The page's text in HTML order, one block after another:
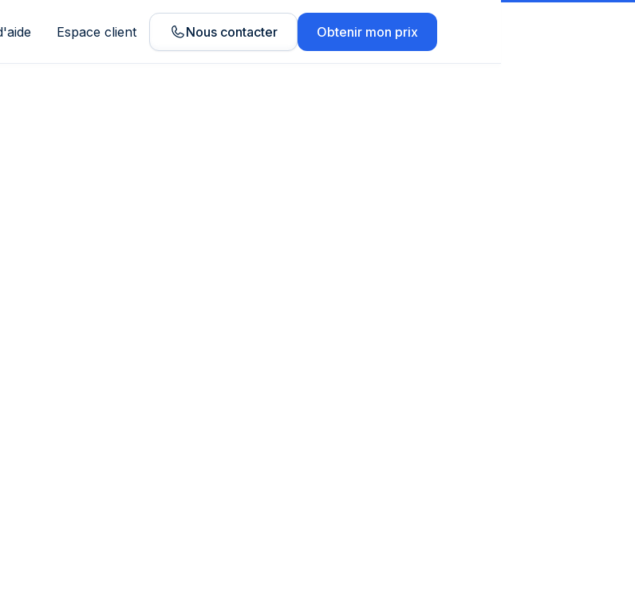
Espace client Nous contacter Obtenir mon prix